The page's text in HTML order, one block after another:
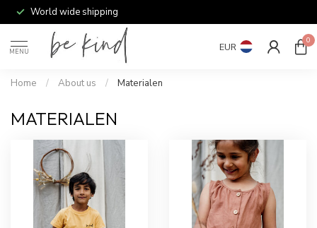
World wide shipping
MENU EUR
0
Home / About us / Materialen
MATERIALEN